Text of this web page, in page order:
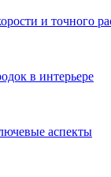
и точного
в интерьере
аспекты